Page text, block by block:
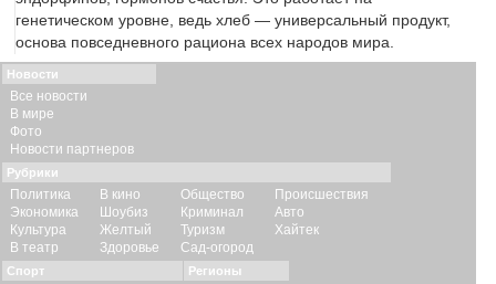
генетическом уровне, ведь хлеб — универсальный продукт,
основа повседневного рациона всех народов мира.
Новости
Все новости
В мире
Фото
Новости партнеров
Рубрики
Политика
Экономика
Культура
В театр
В кино
Шоубиз
Желтый
Здоровье
Общество
Криминал
Туризм
Сад-огород
Происшествия
Авто
Хайтек
Спорт Регионы